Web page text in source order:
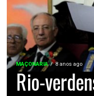
MAÇONARIA 8 anos ago
Rio-